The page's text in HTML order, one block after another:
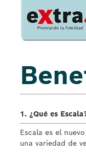
1. ¿Qué es
Escala es el
una variedad de